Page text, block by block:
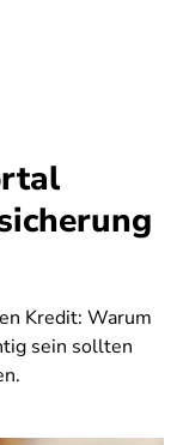
Kredit: Warum
sein sollten